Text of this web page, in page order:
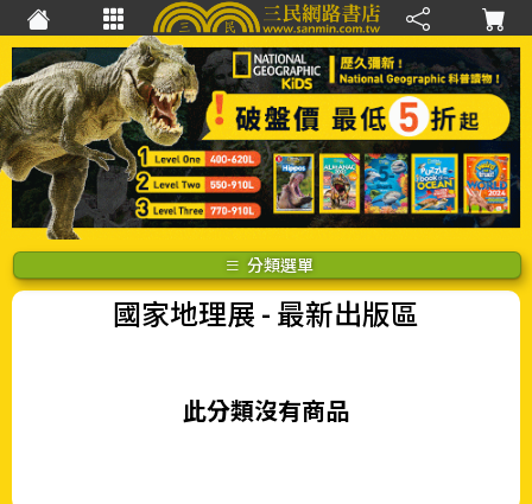
分類選單
國家地理展 - 最新出版區
此分類沒有商品